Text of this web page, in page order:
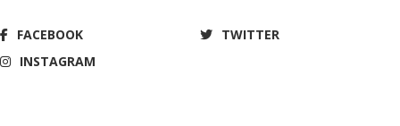
FACEBOOK
TWITTER
INSTAGRAM